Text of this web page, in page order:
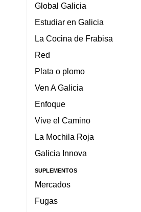
Global Galicia
Estudiar en Galicia
La Cocina de Frabisa
Red
Plata o plomo
Ven A Galicia
Enfoque
Vive el Camino
La Mochila Roja
Galicia Innova
SUPLEMENTOS
Mercados
Fugas